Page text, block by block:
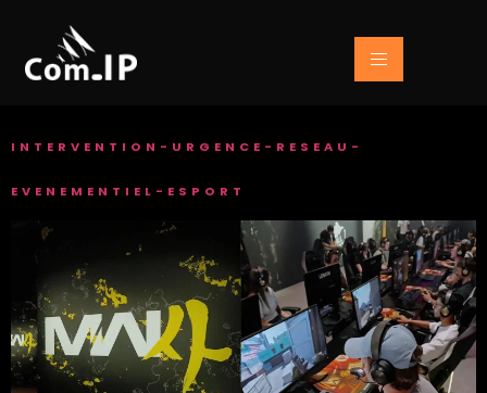
INTERVENTION-URGENCE-RESEAU-
EVENEMENTIEL-ESPORT